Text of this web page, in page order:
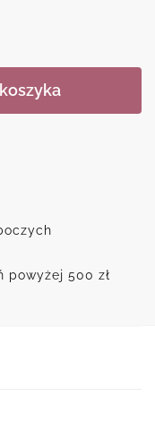
powyżej 500 zł